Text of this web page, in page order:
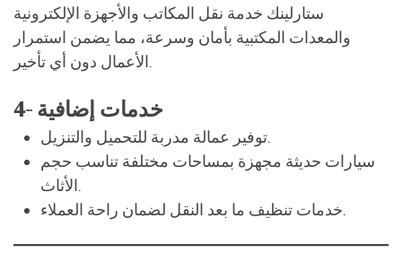
ستارلينك خدمة نقل المكاتب والأجهزة الإلكترونية
والمعدات المكتبية بأمان وسرعة، مما يضمن استمرار
الأعمال دون أي تأخير.
4- خدمات إضافية
توفير عمالة مدربة للتحميل والتنزيل.
سيارات حديثة مجهزة بمساحات مختلفة تناسب حجم
الأثاث.
خدمات تنظيف ما بعد النقل لضمان راحة العملاء.